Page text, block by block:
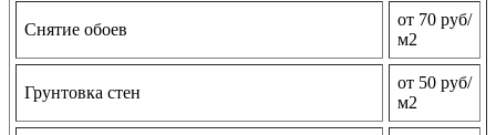
Снятие обоев
от 70 руб/
м2
Грунтовка стен
от 50 руб/
м2